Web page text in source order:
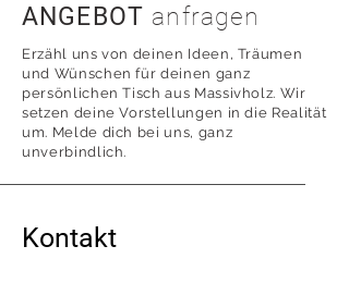
ANGEBOT anfragen
Erzähl uns von deinen Ideen, Träumen
und Wünschen für deinen ganz
persönlichen Tisch aus Massivholz. Wir
setzen deine Vorstellungen in die Realität
um. Melde dich bei uns, ganz
unverbindlich.
Kontakt